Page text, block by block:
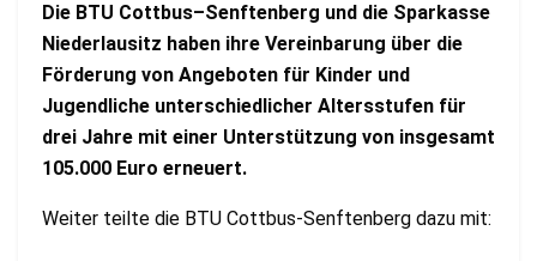
Die BTU Cottbus–Senftenberg und die Sparkasse
Niederlausitz haben ihre Vereinbarung über die
Förderung von Angeboten für Kinder und
Jugendliche unterschiedlicher Altersstufen für
drei Jahre mit einer Unterstützung von insgesamt
105.000 Euro erneuert.
Weiter teilte die BTU Cottbus-Senftenberg dazu mit: